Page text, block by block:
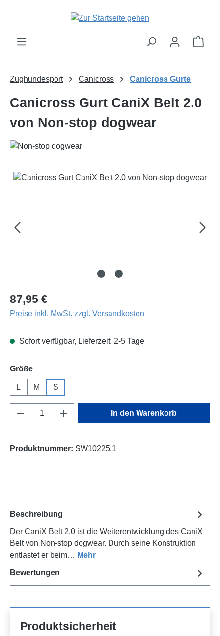
Zum Hauptinhalt springen
Zughundesport Canicross Canicross Gurte
Canicross Gurt CaniX Belt 2.0
von Non-stop dogwear
Bildergalerie überspringen
Regulärer Preis:
87,95 €
Preise inkl. MwSt. zzgl. Versandkosten
Sofort verfügbar, Lieferzeit: 2-5 Tage
Größeauswählen
L M S
Produkt Anzahl: Gib den gewünschten
In den Warenkorb
Produktnummer: SW10225.1
Beschreibung
Der CaniX Belt 2.0 ist die Weiterentwicklung des CaniX
Belt von Non-stop dogwear. Durch seine Konstruktion
entlastet er beim… Mehr
Bewertungen
Produktsicherheit